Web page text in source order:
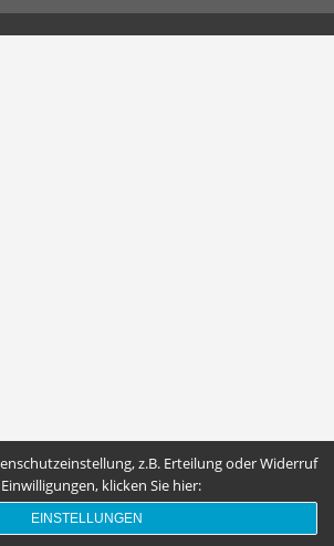
z.B. Erteilung oder Widerruf
klicken Sie hier:
EINSTELLUNGEN